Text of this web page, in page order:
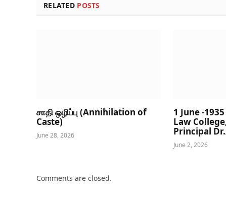
RELATED POSTS
சாதி ஒழிப்பு (Annihilation of
Caste)
June 28, 2026
1 June -
Law
Principal
June 2, 2026
Comments are closed.